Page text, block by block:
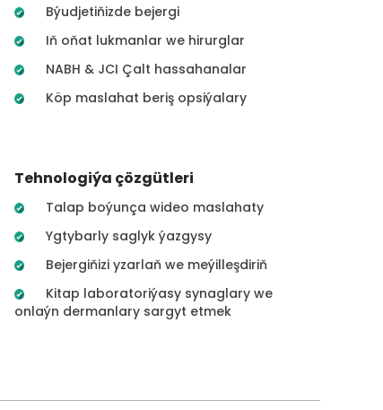
Býudjetiňizde bejergi
Iň oňat lukmanlar we hirurglar
NABH & JCI Çalt hassahanalar
Köp maslahat beriş opsiýalary
Tehnologiýa çözgütleri
Talap boýunça wideo maslahaty
Ygtybarly saglyk ýazgysy
Bejergiňizi yzarlaň we meýilleşdiriň
Kitap laboratoriýasy synaglary we
onlaýn dermanlary sargyt etmek